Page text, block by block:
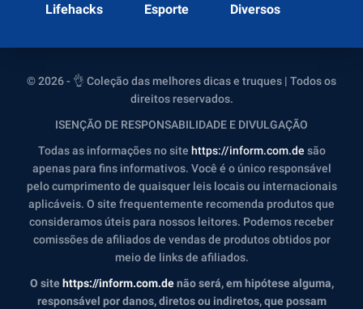
Lifehacks Esporte Diversos
© 2026 - 👌 Coleção das melhores dicas e truques | Todos os
direitos reservados.
ISENÇÃO DE RESPONSABILIDADE E DIVULGAÇÃO
Todas as informações no site https://inform.com.de são
apenas para fins informativos. Você é o único responsável
pelo cumprimento de quaisquer leis locais ou internacionais
aplicáveis. O site frequentemente recomenda produtos que
consideramos úteis para nossos leitores. Podemos receber
comissões de afiliados de vendas de produtos obtidos por
meio de links de afiliados.
O sitehttps://inform.com.denão será, em hipótese alguma,
responsável por danos, diretos ou indiretos, que possam